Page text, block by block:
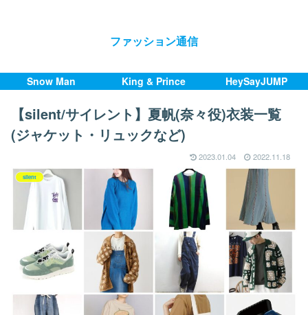
ファッション通信
Snow Man King & Prince HeySayJUMP
【silent/サイレント】夏帆(奈々役)衣装一覧
(ジャケット・リュックなど)
2023.01.04 2022.11.18
silent